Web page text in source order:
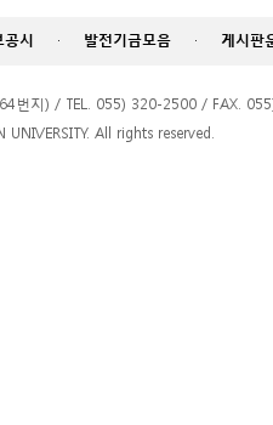
공시 · 발전기금모음 · 게시판
번지) / TEL. 055) 320-2500 / FAX.
All rights reserved.